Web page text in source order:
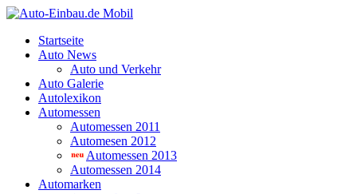
Startseite
Auto News
Auto und Verkehr
Auto Galerie
Autolexikon
Automessen
Automessen 2011
Automesen 2012
Automessen 2013
Automessen 2014
Automarken